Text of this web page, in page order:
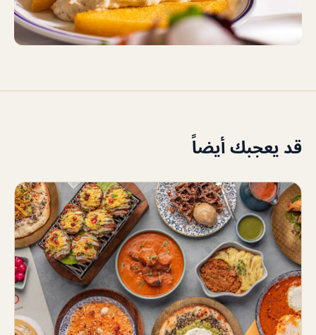
قد يعجبك أيضاً